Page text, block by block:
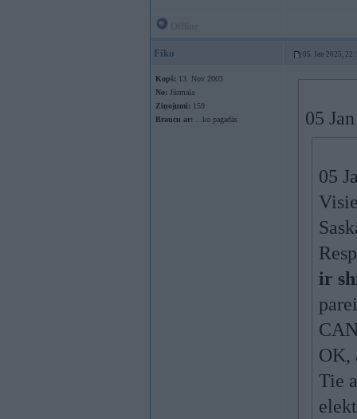
Fiko 05. Jan 2025,
Kopš: 13. Nov 2003
No: Jūrmala
Ziņojumi: 159
Braucu ar: ...ko pagadās 05
05
ir
OK,
Tie